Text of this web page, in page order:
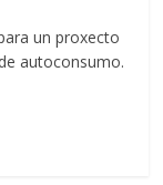
un proxecto
autoconsumo.